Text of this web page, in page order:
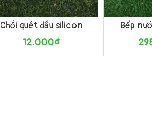
Chổi quét dầu silicon
12.000₫
Mua hàng Xem nhanh
Bếp
Mua hàng